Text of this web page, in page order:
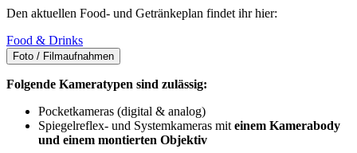
Den aktuellen Food- und Getränkeplan findet ihr hier:
Food & Drinks
Foto / Filmaufnahmen
Folgende Kameratypen sind zulässig:
Pocketkameras (digital & analog)
Spiegelreflex- und Systemkameras mit einem Kamerabody
und einem montierten Objektiv